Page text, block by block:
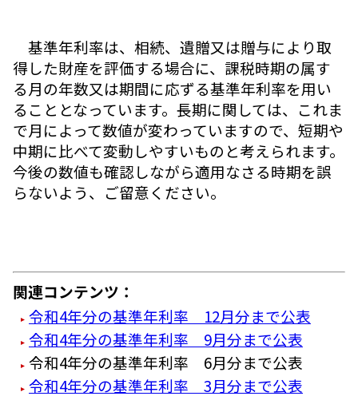
基準年利率は、相続、遺贈又は贈与により取
得した財産を評価する場合に、課税時期の属す
る月の年数又は期間に応ずる基準年利率を用い
ることとなっています。長期に関しては、これま
で月によって数値が変わっていますので、短期や
中期に比べて変動しやすいものと考えられます。
今後の数値も確認しながら適用なさる時期を誤
らないよう、ご留意ください。
関連コンテンツ：
令和4年分の基準年利率 12月分まで公表
令和4年分の基準年利率 9月分まで公表
令和4年分の基準年利率 6月分まで公表
令和4年分の基準年利率 3月分まで公表